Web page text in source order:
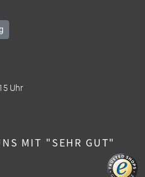
Uhr
MIT "SEHR GUT"